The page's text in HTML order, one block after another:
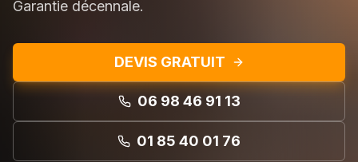
Garantie décennale.
DEVIS GRATUIT
06 98 46 91 13
01 85 40 01 76